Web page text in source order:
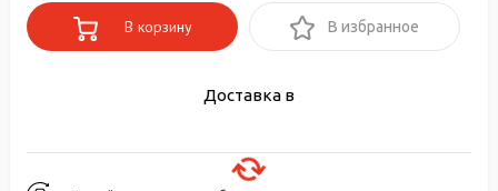
В корзину В избранное
Доставка в